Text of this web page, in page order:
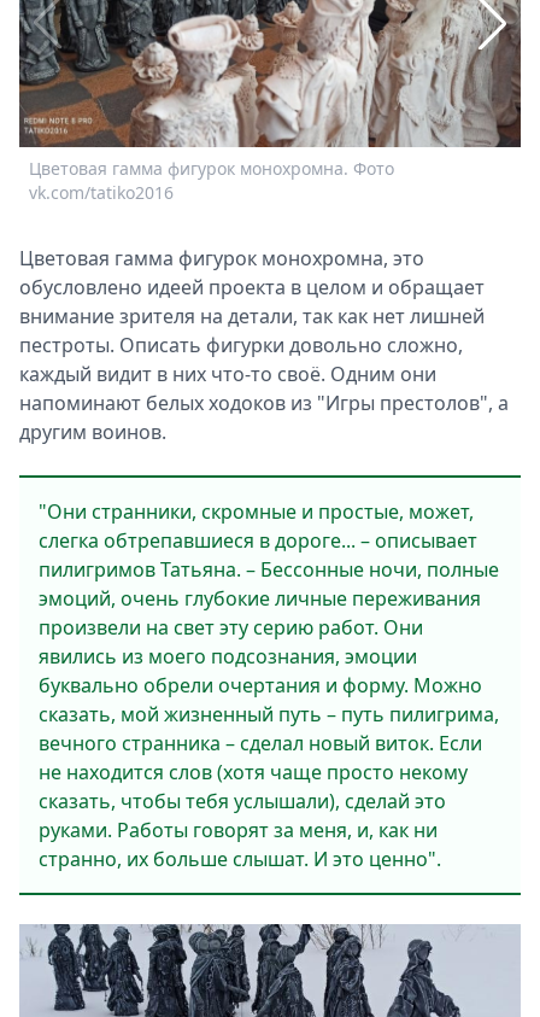
Выборы
2026
Скачай
Metro
Цветовая гамма фигурок монохромна. Фото
vk.com/tatiko2016
Цветовая гамма фигурок монохромна, это
обусловлено идеей проекта в целом и обращает
внимание зрителя на детали, так как нет лишней
пестроты. Описать фигурки довольно сложно,
каждый видит в них что-то своё. Одним они
напоминают белых ходоков из "Игры престолов", а
другим воинов.
"Они странники, скромные и простые, может,
слегка обтрепавшиеся в дороге... – описывает
пилигримов Татьяна. – Бессонные ночи, полные
эмоций, очень глубокие личные переживания
произвели на свет эту серию работ. Они
явились из моего подсознания, эмоции
буквально обрели очертания и форму. Можно
сказать, мой жизненный путь – путь пилигрима,
вечного странника – сделал новый виток. Если
не находится слов (хотя чаще просто некому
сказать, чтобы тебя услышали), сделай это
руками. Работы говорят за меня, и, как ни
странно, их больше слышат. И это ценно".